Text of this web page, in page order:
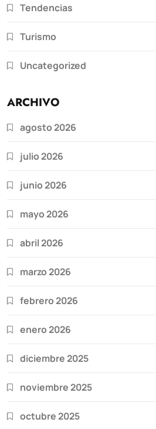
Tendencias
Turismo
Uncategorized
ARCHIVO
agosto 2026
julio 2026
junio 2026
mayo 2026
abril 2026
marzo 2026
febrero 2026
enero 2026
diciembre 2025
noviembre 2025
octubre 2025